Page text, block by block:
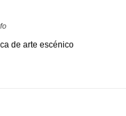
de arte escénico